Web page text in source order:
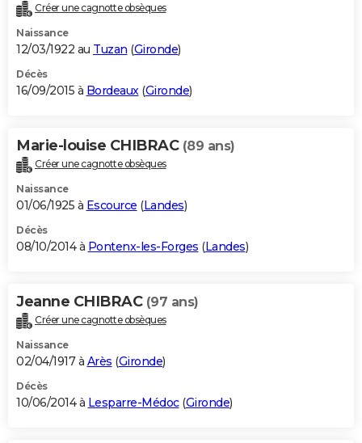
Créer une cagnotte obsèques
Naissance
12/03/1922 au Tuzan (Gironde)
Décès
16/09/2015 à Bordeaux(Gironde)
Marie-louise CHIBRAC (89 ans)
Créer une cagnotte obsèques
Naissance
01/06/1925 à Escource (Landes)
Décès
08/10/2014 à Pontenx-les-Forges (Landes)
Jeanne CHIBRAC (97 ans)
Créer une cagnotte obsèques
Naissance
02/04/1917 à Arès (Gironde)
Décès
10/06/2014 à Lesparre-Médoc(Gironde)